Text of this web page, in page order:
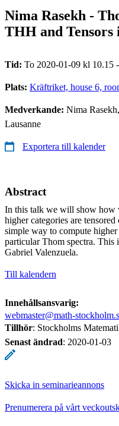
Nima Rasekh -
THH and Tensors
Tid: To 2020-01-09 kl 10.15
Plats: Kräftriket, house 6,
Medverkande: Nima
Lausanne
Exportera till kalender
Abstract
In this talk we will show how
higher categories are
simple way to compute
particular Thom spectra.
Gabriel Valenzuela.
Till kalendern
Innehållsansvarig:
webmaster@math-
Tillhör: Stockholms
Senast ändrad: 2020-01-03
Skicka in seminarieannons
Prenumerera på vårt